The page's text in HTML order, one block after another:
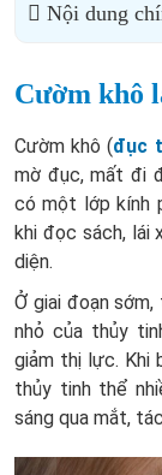
Nội dung
Cườm khô
Cườm khô (đục
mờ đục, mất đi
có một lớp kính
khi đọc sách, lái
diện.
Ở giai đoạn
nhỏ của thủy
giảm thị lực. Khi
thủy tinh thể
sáng qua mắt,